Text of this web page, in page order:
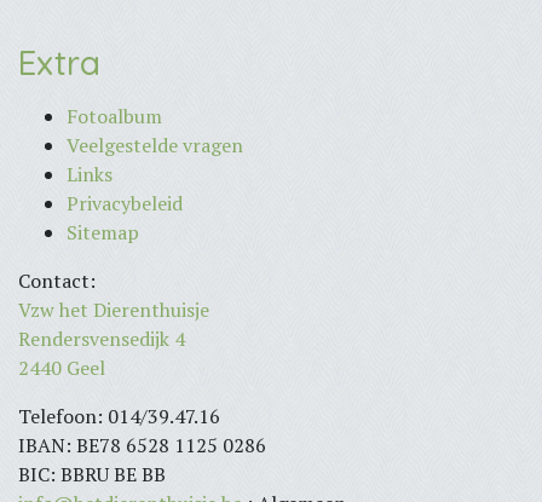
Extra
Fotoalbum
Veelgestelde vragen
Links
Privacybeleid
Sitemap
Contact:
Vzw het Dierenthuisje
Rendersvensedijk 4
2440 Geel
Telefoon: 014/39.47.16
IBAN: BE78 6528 1125 0286
BIC: BBRU BE BB